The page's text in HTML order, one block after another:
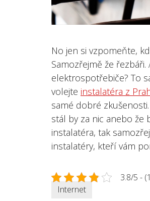
No jen si vzpomeňte,
Samozřejmě že
elektrospotřebiče? To
volejte instalatéra z
samé dobré
stál by za nic anebo že
instalatéra, tak
instalatéry, kteří vám
3.8/5 -
Internet